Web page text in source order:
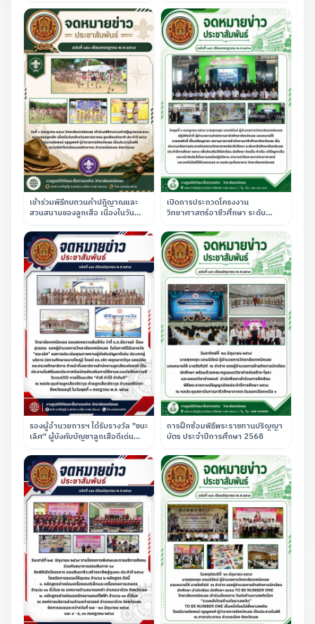
ชั่วคราว ตำแหน่งครูอัตราจ้าง แผนก
วิชาช่างยนต์
พระผู้พระราชทานกำเนิดกิจการลูก
เสือไทย ณ สนามฟุตบอลของสถาบัน
เข้าร่วมพิธีทบทวนคำปฏิญาณและ
คล้ายวันสถาปนาคณะลูกเสือแห่ง
ชาติ ณ โรงเรียนเลยพิทยาคม
เปิดการประกวดโครงงาน
อาชีวศึกษาจังหวัดเลย ประจำปีการ
ศึกษา 2569
รองผู้อำนวยการฯ ได้รับรางวัล "ชนะ
ประเภทผู้บริหาร (สถานศึกษาขนาด
ใหญ่) ณ ค่ายลูกเสือวชิราวุธ
การฝึกซ้อมพิธีพระราชทานปริญญา